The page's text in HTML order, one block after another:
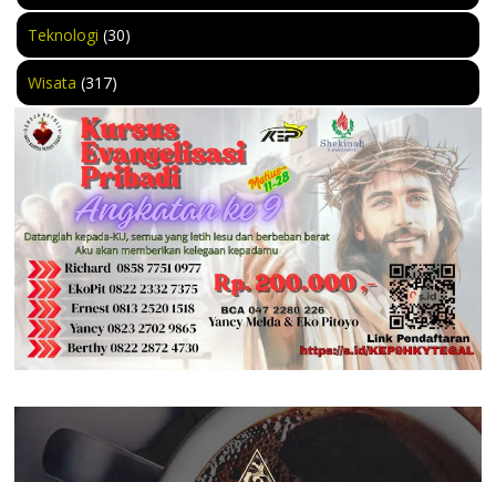
Teknologi (30)
Wisata (317)